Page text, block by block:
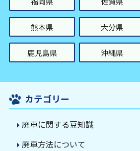
熊本県 大分県
鹿児島県 沖縄県
カテゴリー
廃車に関する豆知識
廃車方法について